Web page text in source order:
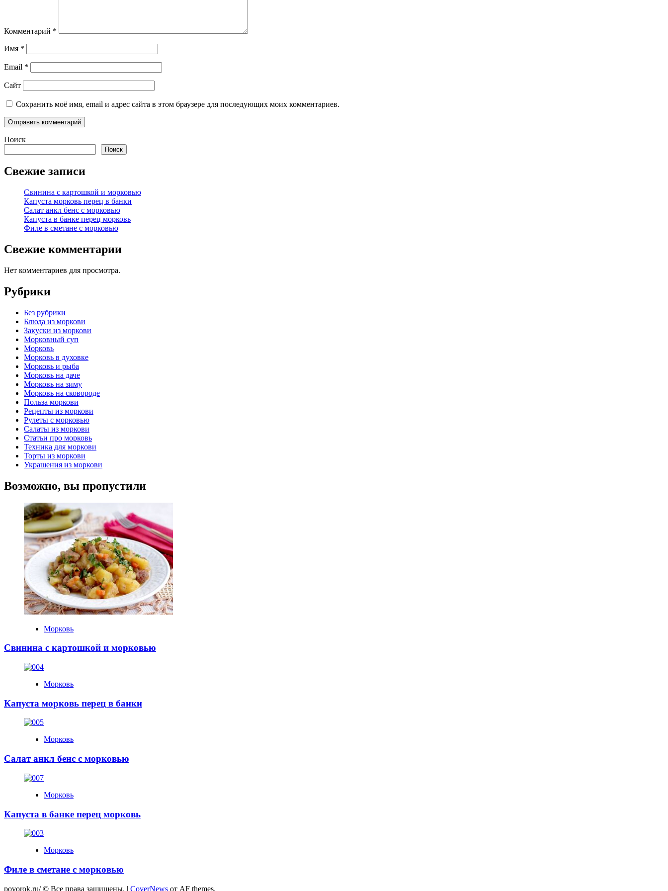
Комментарий *
Имя *
Email *
Сайт
Сохранить моё имя, email и адрес сайта в этом браузере для последующих моих комментариев.
Поиск
Поиск
Свежие записи
Свинина с картошкой и морковью
Капуста морковь перец в банки
Салат анкл бенс с морковью
Капуста в банке перец морковь
Филе в сметане с морковью
Свежие комментарии
Нет комментариев для просмотра.
Рубрики
Без рубрики
Блюда из моркови
Закуски из моркови
Морковный суп
Морковь
Морковь в духовке
Морковь и рыба
Морковь на даче
Морковь на зиму
Морковь на сковороде
Польза моркови
Рецепты из моркови
Рулеты с морковью
Салаты из моркови
Статьи про морковь
Техника для моркови
Торты из моркови
Украшения из моркови
Возможно, вы пропустили
Морковь
Свинина с картошкой и морковью
Морковь
Капуста морковь перец в банки
Морковь
Салат анкл бенс с морковью
Морковь
Капуста в банке перец морковь
Морковь
Филе в сметане с морковью
povorok.ru/ © Все права защищены. | CoverNews от AF themes.